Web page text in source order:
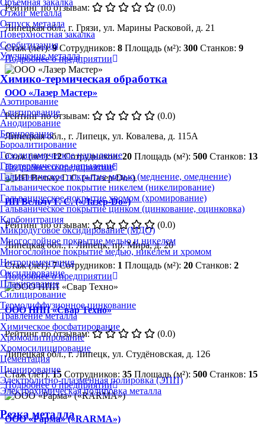
Отжиг металла
Отпуск металла
Поверхностная закалка
Сорбитизация
Улучшение металла
Химико-термическая обработка
Азотирование
Алитирование
Анодирование
Борирование
Бороалитирование
Газодинамическое напыление
Газотермическое напыление
Гальваническое покрытие медью (меднение, омеднение)
Гальваническое покрытие никелем (никелирование)
Гальваническое покрытие хромом (хромирование)
Гальваническое покрытие цинком (цинкование, оцинковка)
Карбонитрация
Микродуговое оксидирование (МДО)
Многослойное покрытие медью и никелем
Многослойное покрытие медью, никелем и хромом
Нитроцементация
Оксидирование
Плакирование
Силицирование
Термодиффузионное цинкование
Травление металла
Химическое фосфатирование
Хромоалитирование
Хромосилицирование
Цементация
Цианирование
Электролитно-плазменная полировка (ЭПП)
Электрохимическая полировка металла
Резка металла
Рейтинг по отзывам:
(0.0)
Липецкая обл., г. Грязи, ул. Марины Расковой, д. 21
Стаж (лет):9 Сотрудников: 8 Площадь (м²): 300 Станков: 9
Подробнее о предприятии
ООО «Лазер Мастер»
Рейтинг по отзывам:
(0.0)
Липецкая обл., г. Липецк, ул. Ковалева, д. 115А
Стаж (лет):12 Сотрудников:20 Площадь (м²): 500 Станков: 13
Подробнее о предприятии
ИП Вельчу Г. С. («Лазер-Do»)
Рейтинг по отзывам:
(0.0)
Липецкая обл., г. Липецк, пр. Мира, д. 20
Стаж (лет):7 Сотрудников: 1 Площадь (м²): 20 Станков: 2
Подробнее о предприятии
ООО НПП «Свар Техно»
Рейтинг по отзывам:
(0.0)
Липецкая обл., г. Липецк, ул. Студёновская, д. 126
Стаж (лет):15 Сотрудников: 35 Площадь (м²): 500 Станков: 15
Подробнее о предприятии
ООО «Рарма» («RARMA»)